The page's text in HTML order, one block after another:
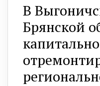
В
Брянской
капитально